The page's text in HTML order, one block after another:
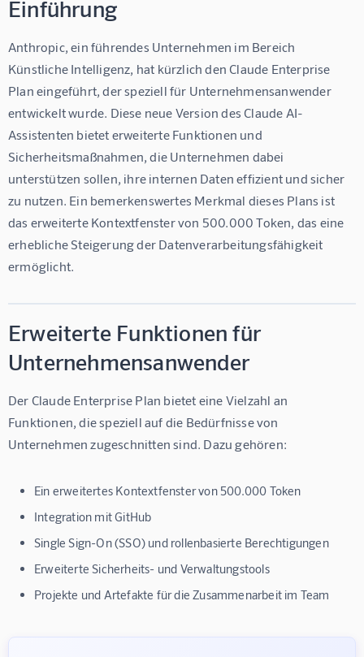
Einführung
Anthropic, ein führendes Unternehmen im Bereich
Künstliche Intelligenz, hat kürzlich den Claude Enterprise
Plan eingeführt, der speziell für Unternehmensanwender
entwickelt wurde. Diese neue Version des Claude AI-
Assistenten bietet erweiterte Funktionen und
Sicherheitsmaßnahmen, die Unternehmen dabei
unterstützen sollen, ihre internen Daten effizient und sicher
zu nutzen. Ein bemerkenswertes Merkmal dieses Plans ist
das erweiterte Kontextfenster von 500.000 Token, das eine
erhebliche Steigerung der Datenverarbeitungsfähigkeit
ermöglicht.
Erweiterte Funktionen für
Unternehmensanwender
Der Claude Enterprise Plan bietet eine Vielzahl an
Funktionen, die speziell auf die Bedürfnisse von
Unternehmen zugeschnitten sind. Dazu gehören:
Ein erweitertes Kontextfenster von 500.000 Token
Integration mit GitHub
Single Sign-On (SSO) und rollenbasierte Berechtigungen
Erweiterte Sicherheits- und Verwaltungstools
Projekte und Artefakte für die Zusammenarbeit im Team